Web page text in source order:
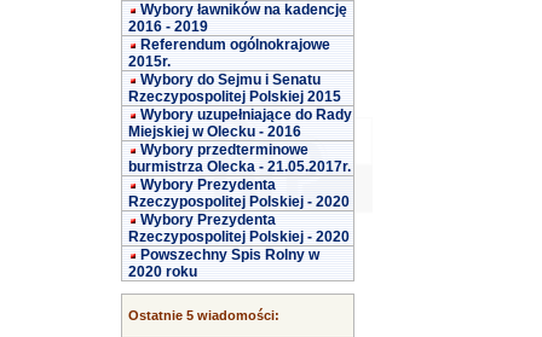
Wybory ławników na kadencję
2016 - 2019
Referendum ogólnokrajowe
2015r.
Wybory do Sejmu i Senatu
Rzeczypospolitej Polskiej 2015
Wybory uzupełniające do Rady
Miejskiej w Olecku - 2016
Wybory przedterminowe
burmistrza Olecka - 21.05.2017r.
Wybory Prezydenta
Rzeczypospolitej Polskiej - 2020
Wybory Prezydenta
Rzeczypospolitej Polskiej - 2020
Powszechny Spis Rolny w
2020 roku
Ostatnie 5 wiadomości: